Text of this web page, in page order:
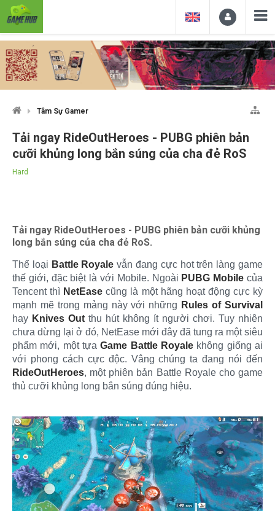
Tâm Sự Gamer
Tải ngay RideOutHeroes - PUBG phiên bản
cưỡi khủng long bắn súng của cha đẻ RoS
Hard
Tải ngay RideOutHeroes - PUBG phiên bản cưỡi khủng
long bắn súng của cha đẻ RoS.
Thể loại Battle Royale vẫn đang cực hot trên làng game
thế giới, đặc biệt là với Mobile. Ngoài PUBG Mobile của
Tencent thì NetEase cũng là một hãng hoạt động cực kỳ
mạnh mẽ trong mảng này với những Rules of Survival
hay Knives Out thu hút không ít người chơi. Tuy nhiên
chưa dừng lại ở đó, NetEase mới đây đã tung ra một siêu
phẩm mới, một tựaGame Battle Royale không giống ai
với phong cách cực độc. Vâng chúng ta đang nói đến
RideOutHeroes, một phiên bản Battle Royale cho game
thủ cưỡi khủng long bắn súng đúng hiệu.